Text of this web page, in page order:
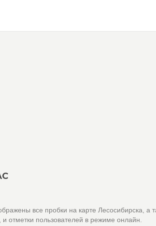
все пробки на карте Лесосибирска, а
отметки пользователей в режиме онлайн.